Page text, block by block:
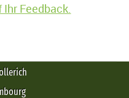
Feedback.